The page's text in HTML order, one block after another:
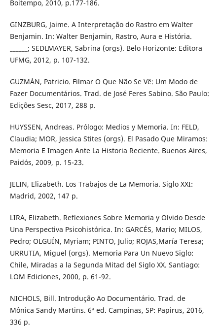
Boitempo, 2010, p.177-186.
GINZBURG, Jaime. A Interpretação do Rastro em Walter
Benjamin. In: Walter Benjamin, Rastro, Aura e História.
______; SEDLMAYER, Sabrina (orgs). Belo Horizonte: Editora
UFMG, 2012, p. 107-132.
GUZMÁN, Patricio. Filmar O Que Não Se Vê: Um Modo de
Fazer Documentários. Trad. de José Feres Sabino. São Paulo:
Edições Sesc, 2017, 288 p.
HUYSSEN, Andreas. Prólogo: Medios y Memoria. In: FELD,
Claudia; MOR, Jessica Stites (orgs). El Pasado Que Miramos:
Memoria E Imagen Ante La Historia Reciente. Buenos Aires,
Paidós, 2009, p. 15-23.
JELIN, Elizabeth. Los Trabajos de La Memoria. Siglo XXI:
Madrid, 2002, 147 p.
LIRA, Elizabeth. Reflexiones Sobre Memoria y Olvido Desde
Una Perspectiva Psicohistórica. In: GARCÉS, Mario; MILOS,
Pedro; OLGUÍN, Myriam; PINTO, Julio; ROJAS,María Teresa;
URRUTIA, Miguel (orgs). Memoria Para Un Nuevo Siglo:
Chile, Miradas a la Segunda Mitad del Siglo XX. Santiago:
LOM Ediciones, 2000, p. 61-92.
NICHOLS, Bill. Introdução Ao Documentário. Trad. de
Mônica Sandy Martins. 6ª ed. Campinas, SP: Papirus, 2016,
336 p.